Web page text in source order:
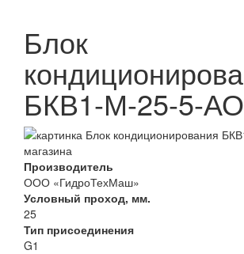
Блок
БКВ1-М-25-5-АО
Производитель
ООО «ГидроТехМаш»
Условный проход, мм.
25
Тип присоединения
G1